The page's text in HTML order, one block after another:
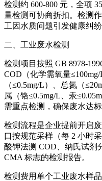
检测约 600-800 元，全项
量检测可协商折扣。检测
工因水质问题引发健康纠纷
二、工业废水检测
检测项目按照 GB 8978-
COD（化学需氧量
（≤0.5mg/L）、总氮（
属（铬≤0.5mg/L、汞
需重点检测，确保废水达标
检测流程是企业提前开启
口按规范采样（每 2 小时
酸钾法测 COD、纳氏试剂
CMA 标志的检测报告。
检测费用单个工业废水样品